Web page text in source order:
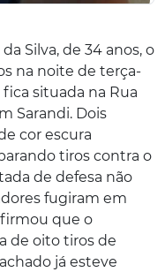
Silva, de 34 anos, o
na noite de terça-
situada na Rua
Sarandi. Dois
cor escura
tiros contra o
de defesa não
fugiram em
que o
de oito tiros de
já esteve